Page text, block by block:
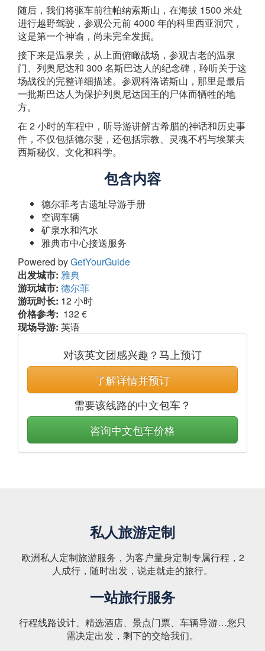
随后，我们将驱车前往帕纳索斯山，在海拔 1500 米处
进行越野驾驶，参观公元前 4000 年的科里西亚洞穴，
这是第一个神谕，尚未完全发掘。
接下来是温泉关，从上面俯瞰战场，参观古老的温泉
门、列奥尼达和 300 名斯巴达人的纪念碑，聆听关于这
场战役的完整详细描述。参观科洛诺斯山，那里是最后
一批斯巴达人为保护列奥尼达国王的尸体而牺牲的地
方。
在 2 小时的车程中，听导游讲解古希腊的神话和历史事
件，不仅包括德尔斐，还包括宗教、灵魂不朽与埃莱夫
西斯秘仪、文化和科学。
包含内容
德尔菲考古遗址导游手册
空调车辆
矿泉水和汽水
雅典市中心接送服务
Powered byGetYourGuide
出发城市: 雅典
游玩城市: 德尔菲
游玩时长: 12 小时
价格参考: 132 €
现场导游: 英语
对该英文团感兴趣？马上预订
了解详情并预订
需要该线路的中文包车？
咨询中文包车价格
私人旅游定制
欧洲私人定制旅游服务，为客户量身定制专属行程，2
人成行，随时出发，说走就走的旅行。
一站旅行服务
行程线路设计、精选酒店、景点门票、车辆导游…您只
需决定出发，剩下的交给我们。